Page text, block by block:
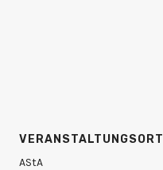
VERANSTALTUNGSORT
AStA